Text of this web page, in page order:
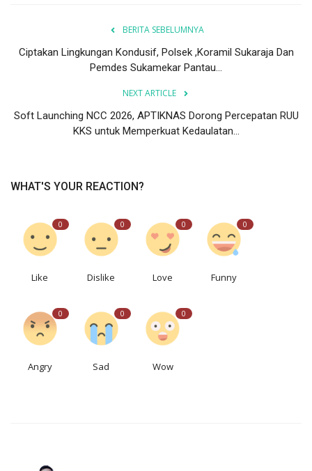
BERITA SEBELUMNYA
Ciptakan Lingkungan Kondusif, Polsek ,Koramil Sukaraja Dan
Pemdes Sukamekar Pantau...
NEXT ARTICLE
Soft Launching NCC 2026, APTIKNAS Dorong Percepatan RUU
KKS untuk Memperkuat Kedaulatan...
WHAT'S YOUR REACTION?
0
Like
0
Dislike
0
Love
0
Funny
0
Angry
0
Sad
0
Wow